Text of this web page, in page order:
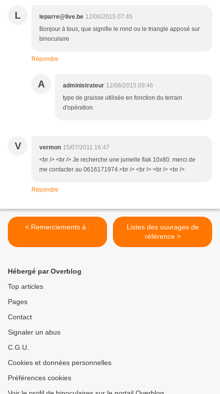
L leparre@live.be 12/06/2015 07:45
Bonjour à tous, que signifie le rond ou le triangle apposé sur
binoculaire
Répondre
A administrateur 12/06/2015 09:46
type de graisse utilisée en fonction du terrain
d'opération
V vermon 15/07/2011 16:47
<br /> <br /> Je recherche une jumelle flak 10x80. merci de
me contacter au 0616171974.<br /> <br /> <br /> <br />
Répondre
< Remerciements à :
Listes des ouvrages de
référence >
Hébergé par Overblog
Top articles
Pages
Contact
Signaler un abus
C.G.U.
Cookies et données personnelles
Préférences cookies